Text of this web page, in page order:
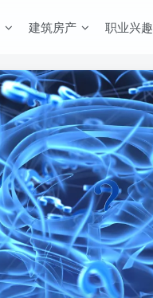
建筑房产 职业兴趣